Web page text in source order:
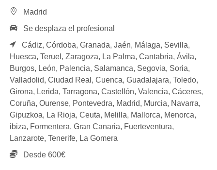
Madrid
Se desplaza el profesional
Cádiz, Córdoba, Granada, Jaén, Málaga, Sevilla,
Huesca, Teruel, Zaragoza, La Palma, Cantabria, Ávila,
Burgos, León, Palencia, Salamanca, Segovia, Soria,
Valladolid, Ciudad Real, Cuenca, Guadalajara, Toledo,
Girona, Lerida, Tarragona, Castellón, Valencia, Cáceres,
Coruña, Ourense, Pontevedra, Madrid, Murcia, Navarra,
Gipuzkoa, La Rioja, Ceuta, Melilla, Mallorca, Menorca,
ibiza, Formentera, Gran Canaria, Fuerteventura,
Lanzarote, Tenerife, La Gomera
Desde 600€